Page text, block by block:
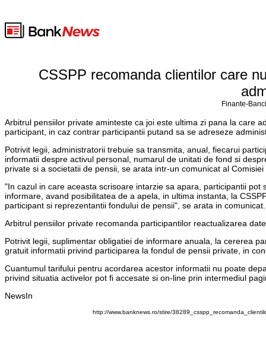
CSSPP recomanda clientilor care
Finante-
Arbitrul pensiilor private aminteste ca joi este ultima zi pana la care
participant, in caz contrar participantii putand sa se adreseze
Potrivit legii, administratorii trebuie sa transmita, anual, fiecarui
informatii despre activul personal, numarul de unitati de fond si
private si a societatii de pensii, se arata intr-un comunicat al
"In cazul in care aceasta scrisoare intarzie sa apara, participantii
informare, avand posibilitatea de a apela, in ultima instanta, la
participant si reprezentantii fondului de pensii", se arata in comunicat.
Arbitrul pensiilor private recomanda participantilor reactualizarea
Potrivit legii, suplimentar obligatiei de informare anuala, la cererea
gratuit informatii privind participarea la fondul de pensii private, in
Cuantumul tarifului pentru acordarea acestor informatii nu poate
privind situatia activelor pot fi accesate si on-line prin intermediul
NewsIn
http://www.banknews.ro/stire/